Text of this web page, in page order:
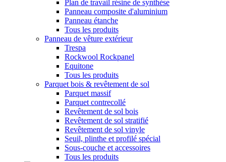
Plan de travail résine de synthèse
Panneau composite d'aluminium
Panneau étanche
Tous les produits
Panneau de vêture extérieur
Trespa
Rockwool Rockpanel
Equitone
Tous les produits
Parquet bois & revêtement de sol
Parquet massif
Parquet contrecollé
Revêtement de sol bois
Revêtement de sol stratifié
Revêtement de sol vinyle
Seuil, plinthe et profilé spécial
Sous-couche et accessoires
Tous les produits